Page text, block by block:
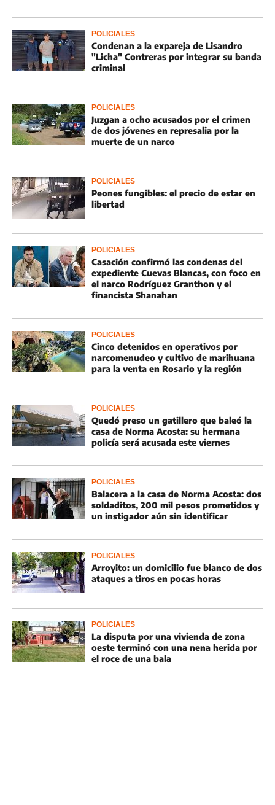
POLICIALES
Condenan a la expareja de Lisandro
"Licha" Contreras por integrar su banda
criminal
POLICIALES
Juzgan a ocho acusados por el crimen
de dos jóvenes en represalia por la
muerte de un narco
POLICIALES
Peones fungibles: el precio de estar en
libertad
POLICIALES
Casación confirmó las condenas del
expediente Cuevas Blancas, con foco en
el narco Rodríguez Granthon y el
financista Shanahan
POLICIALES
Cinco detenidos en operativos por
narcomenudeo y cultivo de marihuana
para la venta en Rosario y la región
POLICIALES
Quedó preso un gatillero que baleó la
casa de Norma Acosta: su hermana
policía será acusada este viernes
POLICIALES
Balacera a la casa de Norma Acosta: dos
soldaditos, 200 mil pesos prometidos y
un instigador aún sin identificar
POLICIALES
Arroyito: un domicilio fue blanco de dos
ataques a tiros en pocas horas
POLICIALES
La disputa por una vivienda de zona
oeste terminó con una nena herida por
el roce de una bala